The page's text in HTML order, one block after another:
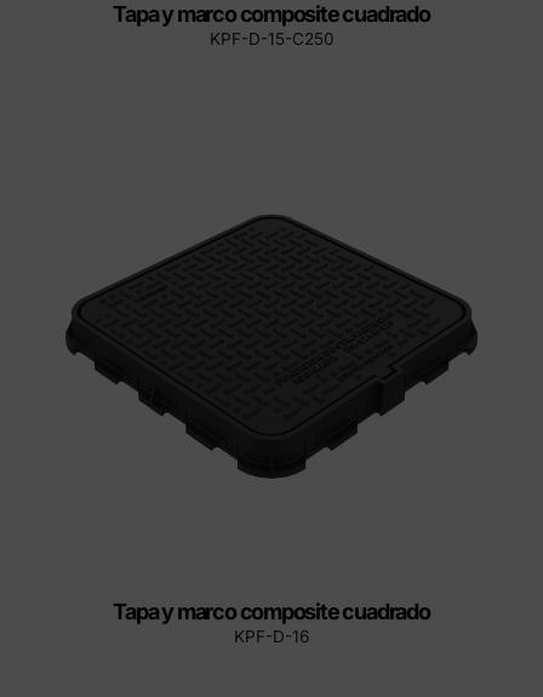
Tapa y marco composite cuadrado
KPF-D-15-C250
Tapa y marco composite cuadrado
KPF-D-16